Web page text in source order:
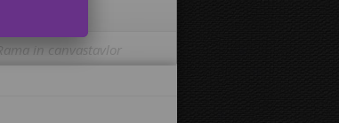
ut bilden på kanterna av din
canvastavla:
in canvastavlor